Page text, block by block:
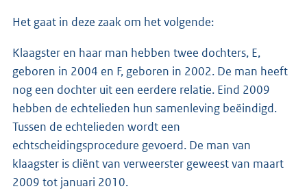
Het gaat in deze zaak om het volgende:
Klaagster en haar man hebben twee dochters, E,
geboren in 2004 en F, geboren in 2002. De man heeft
nog een dochter uit een eerdere relatie. Eind 2009
hebben de echtelieden hun samenleving beëindigd.
Tussen de echtelieden wordt een
echtscheidingsprocedure gevoerd. De man van
klaagster is cliënt van verweerster geweest van maart
2009 tot januari 2010.